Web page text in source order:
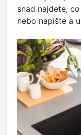
snad najdete,
nebo napište a